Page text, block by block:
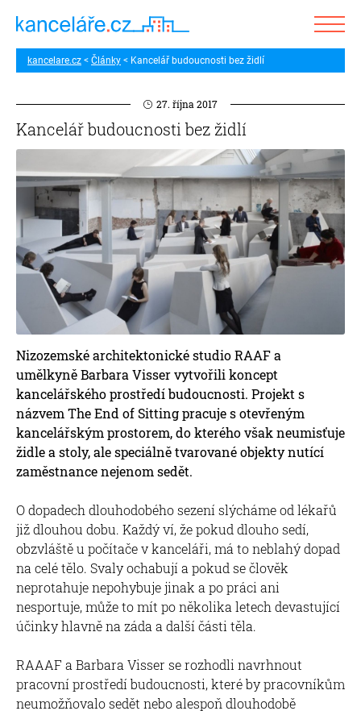
kancelare.cz Články Kancelář budoucnosti bez židlí
27. října 2017
Kancelář budoucnosti bez židlí
Nizozemské architektonické studio RAAF a
umělkyně Barbara Visser vytvořili koncept
kancelářského prostředí budoucnosti. Projekt s
názvem The End of Sitting pracuje s otevřeným
kancelářským prostorem, do kterého však neumisťuje
židle a stoly, ale speciálně tvarované objekty nutící
zaměstnance nejenom sedět.
O dopadech dlouhodobého sezení slýcháme od lékařů
již dlouhou dobu. Každý ví, že pokud dlouho sedí,
obzvláště u počítače v kanceláři, má to neblahý dopad
na celé tělo. Svaly ochabují a pokud se člověk
neprotahuje nepohybuje jinak a po práci ani
nesportuje, může to mít po několika letech devastující
účinky hlavně na záda a další části těla.
RAAAF a Barbara Visser se rozhodli navrhnout
pracovní prostředí budoucnosti, které by pracovníkům
neumožňovalo sedět nebo alespoň dlouhodobě